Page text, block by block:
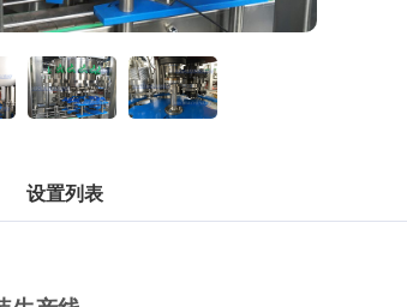
设置列表